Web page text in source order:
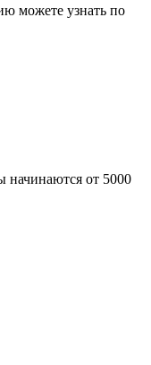
можете узнать по
начинаются от 5000